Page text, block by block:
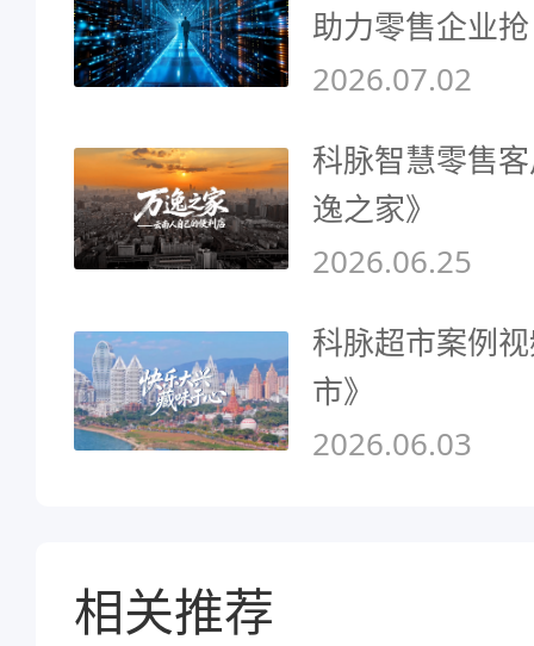
助力零售企业
2026.07.02
科脉智慧零售
逸之家》
2026.06.25
科脉超市案例
市》
2026.06.03
相关推荐